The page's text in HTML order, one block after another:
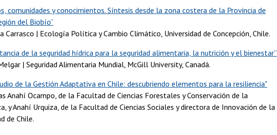
comunidades y conocimientos. Síntesis desde la zona costera de la Provincia de
del Biobío”
Carrasco | Ecología Política y Cambio Climático, Universidad de Concepción, Chile.
de la seguridad hídrica para la seguridad alimentaria, la nutrición y el bienestar”
| Seguridad Alimentaria Mundial, McGill University, Canadá.
de la Gestión Adaptativa en Chile: descubriendo elementos para la resiliencia"
Anahí Ocampo, de la Facultad de Ciencias Forestales y Conservación de la
y Anahí Urquiza, de la Facultad de Ciencias Sociales y directora de Innovación de la
de Chile.